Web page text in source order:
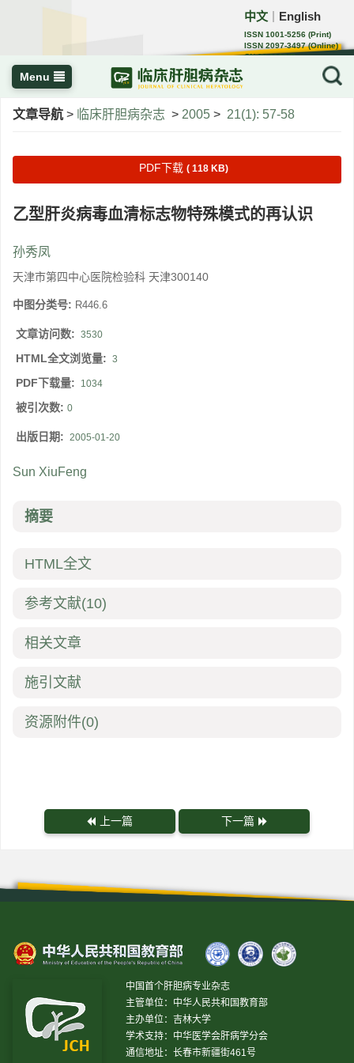
中文 English
ISSN 1001-5256 (Print)
ISSN 2097-3497 (Online)
CN 22-1108/R
Menu
文章导航 > 临床肝胆病杂志 > 2005 > 21(1): 57-58
PDF下载 ( 118 KB)
乙型肝炎病毒血清标志物特殊模式的再认识
孙秀凤
天津市第四中心医院检验科 天津300140
中图分类号: R446.6
文章访问数: 3530
HTML全文浏览量: 3
PDF下载量: 1034
被引次数: 0
出版日期: 2005-01-20
Sun XiuFeng
摘要
HTML全文
参考文献(10)
相关文章
施引文献
资源附件(0)
上一篇 下一篇
中国首个肝胆病专业杂志
主管单位：中华人民共和国教育部
主办单位：吉林大学
学术支持：中华医学会肝病学分会
通信地址：长春市新疆街461号